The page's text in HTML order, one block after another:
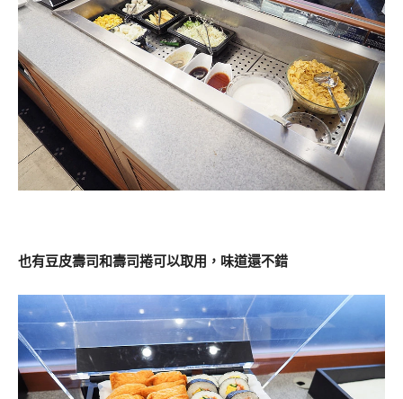
也有豆皮壽司和壽司捲可以取用，味道還不錯